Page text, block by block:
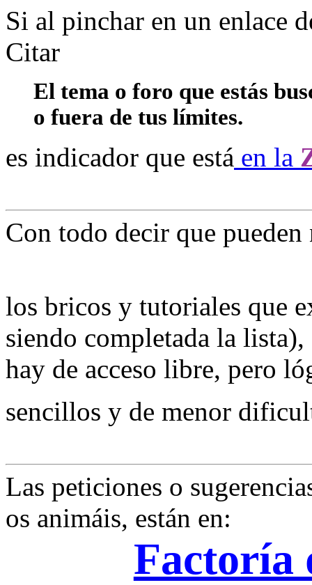
Si al pinchar en un enlace
Citar
El tema o foro que estás
o fuera de tus límites.
es indicador que está en la
Con todo decir que
los bricos y tutoriales que
siendo completada la
hay de acceso libre, pero
sencillos y de menor
Las peticiones o
os animáis, están en:
Factoría